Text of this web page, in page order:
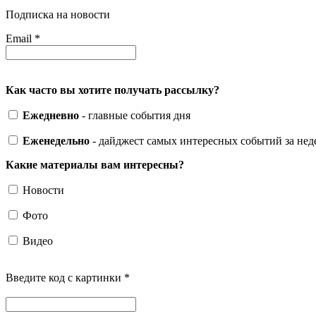
Подписка на новости
Email *
Как часто вы хотите получать рассылку?
Ежедневно - главные события дня
Еженедельно - дайджест самых интересных событий за
Какие материалы вам интересны?
Новости
Фото
Видео
Введите код с картинки *